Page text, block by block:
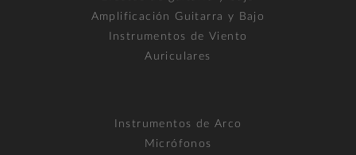
Amplificación Guitarra y Bajo
Instrumentos de Viento
Auriculares
Instrumentos de Arco
Micrófonos